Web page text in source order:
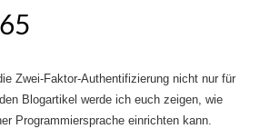
Zwei-Faktor-Authentifizierung nicht nur für
Blogartikel werde ich euch zeigen, wie
Programmiersprache einrichten kann.